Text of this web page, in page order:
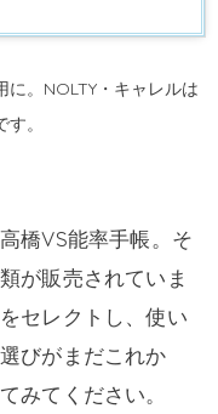
。NOLTY・キャレルは
。
橋VS能率手帳。そ
が販売されていま
セレクトし、使い
びがまだこれか
みてください。